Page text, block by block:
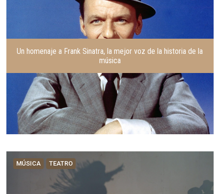
Un homenaje a Frank Sinatra, la mejor voz de la historia de la
música
MÚSICA TEATRO